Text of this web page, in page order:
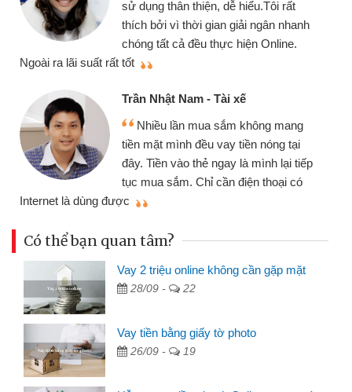
sử dụng thân thiện, dễ hiểu.Tôi rất
thích bởi vì thời gian giải ngân nhanh
chóng tất cả đều thực hiện Online.
Ngoài ra lãi suất rất tốt
Trần Nhật Nam - Tài xế
Nhiều lần mua sắm không mang
tiền mặt mình đều vay tiền nóng tại
đây. Tiền vào thẻ ngay là mình lại tiếp
tục mua sắm. Chỉ cần điện thoại có
Internet là dùng được
Có thể bạn quan tâm?
Vay 2 triệu online không cần gặp mặt
28/09 - 22
Vay tiền bằng giấy tờ photo
26/09 - 19